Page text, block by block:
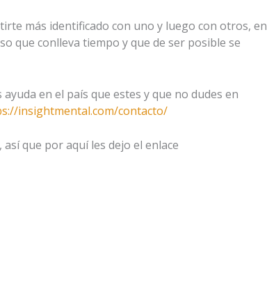
más identificado con uno y luego con otros, en
que conlleva tiempo y que de ser posible se
en el país que estes y que no dudes en
insightmental.com/contacto/
que por aquí les dejo el enlace